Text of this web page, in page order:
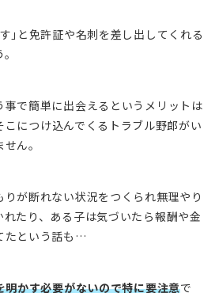
｣と免許証や名刺を差し出してくれる
で簡単に出会えるというメリットは
こにつけ込んでくるトラブル野郎がい
ん。
が断れない状況をつくられ無理やり
たり、ある子は気づいたら報酬や金
たという話も…
明かす必要がないので特に要注意で